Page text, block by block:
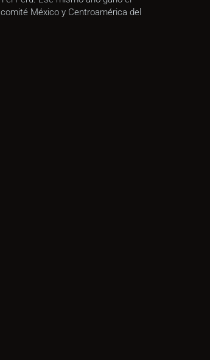
México y Centroamérica del